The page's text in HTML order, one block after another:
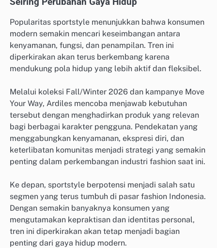
Popularitas sportstyle menunjukkan bahwa konsumen
modern semakin mencari keseimbangan antara
kenyamanan, fungsi, dan penampilan. Tren ini
diperkirakan akan terus berkembang karena
mendukung pola hidup yang lebih aktif dan fleksibel.
Melalui koleksi Fall/Winter 2026 dan kampanye Move
Your Way, Ardiles mencoba menjawab kebutuhan
tersebut dengan menghadirkan produk yang relevan
bagi berbagai karakter pengguna. Pendekatan yang
menggabungkan kenyamanan, ekspresi diri, dan
keterlibatan komunitas menjadi strategi yang semakin
penting dalam perkembangan industri fashion saat ini.
Ke depan, sportstyle berpotensi menjadi salah satu
segmen yang terus tumbuh di pasar fashion Indonesia.
Dengan semakin banyaknya konsumen yang
mengutamakan kepraktisan dan identitas personal,
tren ini diperkirakan akan tetap menjadi bagian
penting dari gaya hidup modern.